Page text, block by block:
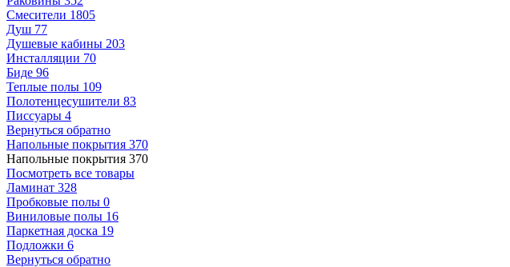
Смесители 1805
Душ 77
Душевые кабины 203
Инсталляции 70
Биде 96
Теплые полы 109
Полотенцесушители 83
Писсуары 4
Вернуться обратно
Напольные покрытия 370
Напольные покрытия 370
Посмотреть все товары
Ламинат 328
Пробковые полы 0
Виниловые полы 16
Паркетная доска 19
Подложки 6
Вернуться обратно